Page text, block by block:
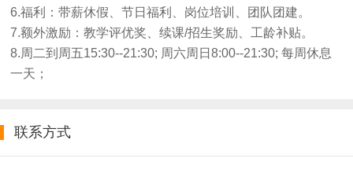
6.福利：带薪休假、节日福利、岗位培训、团队团建。
7.额外激励：教学评优奖、续课/招生奖励、工龄补贴。
8.周二到周五15:30--21:30; 周六周日8:00--21:30; 每周休息
一天；
联系方式